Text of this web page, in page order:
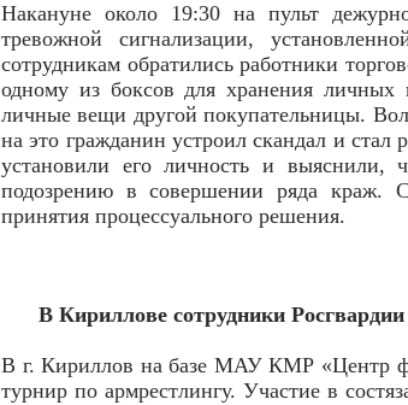
Накануне около 19:30 на пульт
тревожной сигнализации,
сотрудникам обратились работники
одному из боксов для хранения личных
личные вещи другой покупательницы.
на это гражданин устроил скандал и стал
установили его личность и
подозрению в совершении ряда краж.
принятия процессуального решения.
В Кириллове сотрудники
В г. Кириллов на базе МАУ КМР «Центр
турнир по армрестлингу. Участие в